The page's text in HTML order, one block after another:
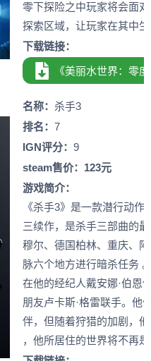
零下探险之中玩家将会面
探索区域，让玩家在其中
下载链接：
《美丽水世界：零
名称： 杀手3
排名： 7
IGN评分： 9
steam售价：123元
游戏简介：
《杀手3》是一款潜行动
三续作，是杀手三部曲的
穆尔、德国柏林、重庆、
脉六个地方进行暗杀任务
在他的经纪人戴安娜·伯恩
朋友卢卡斯·格雷联手。他
伴，但随着狩猎的加剧，
，他所居住的世界将不再